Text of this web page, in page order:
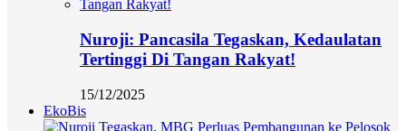
Nuroji: Pancasila Tegaskan, Kedaulatan
Tertinggi Di Tangan Rakyat!
15/12/2025
EkoBis